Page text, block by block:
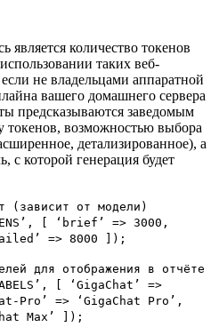
является количество токенов
таких веб-
не владельцами аппаратной
вашего домашнего сервера
предсказываются заведомым
токенов, возможностью выбора
детализированное), а
с которой генерация будет
(зависит от модели)
[ ‘brief’ => 3000,
=> 8000 ]);
для отображения в отчёте
[ ‘GigaChat’ =>
Pro’ => ‘GigaChat Pro’,
Max’ ]);